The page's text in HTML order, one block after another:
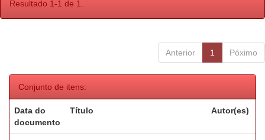
Resultado 1-1 de 1.
Anterior 1 Póximo
Conjunto de itens:
Data do
documento
Título Autor(es)